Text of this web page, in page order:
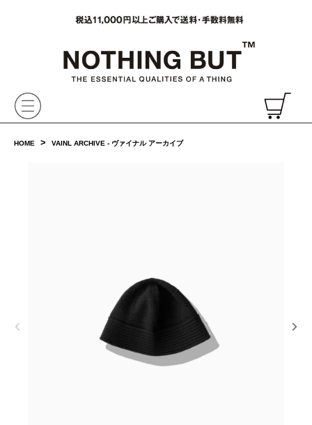
HOME > VAINL ARCHIVE - ヴァイナル アーカイブ